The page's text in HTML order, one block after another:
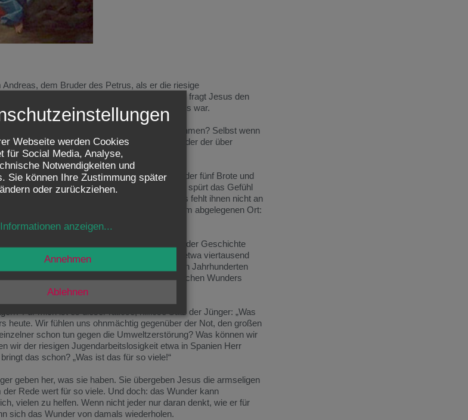
dem Bruder des Petrus, als er die riesige
damit diese Leute zu essen haben?“ – so fragt Jesus den
der Gruppe um Jesus war.
Wirtschaftlers: Woher sollen wir das Geld nehmen? Selbst wenn
Jahreslohn eines Arbeiters), bekommt jeder der über
an Vorräten vorhanden ist. Da ist ein Bub, der fünf Brote und
Geldmittel: „Was ist das für so viele!“ Man spürt das Gefühl
an Gottvertrauen, an Glauben an Jesus. Es fehlt ihnen nicht an
zu machen, ohne Geld, ohne Vorräte, an einem abgelegenen Ort:
hat sich das Wunder der Brotvermehrung in der Geschichte
Mal, als Jesus an einem anderen Ort etwa viertausend
für glaubwürdig, weil sie auch in späteren Jahrhunderten
werden wir wohl kaum selber Zeuge eines solchen Wunders
Für mich ist es dieser ratlose, hilflose Satz der Jünger: „Was
heute. Wir fühlen uns ohnmächtig gegenüber der Not, den großen
schon tun gegen die Umweltzerstörung? Was können wir
wir der riesigen Jugendarbeitslosigkeit etwa in Spanien Herr
das schon? „Was ist das für so viele!“
geben her, was sie haben. Sie übergeben Jesus die armseligen
Rede wert für so viele. Und doch: das Wunder kann
vielen zu helfen. Wenn nicht jeder nur daran denkt, wie er für
sich das Wunder von damals wiederholen.
Webseite werden Cookies
für Social Media, Analyse,
Notwendigkeiten und
Sie können Ihre Zustimmung später
oder zurückziehen.
anzeigen...
Ablehnen
Annehmen